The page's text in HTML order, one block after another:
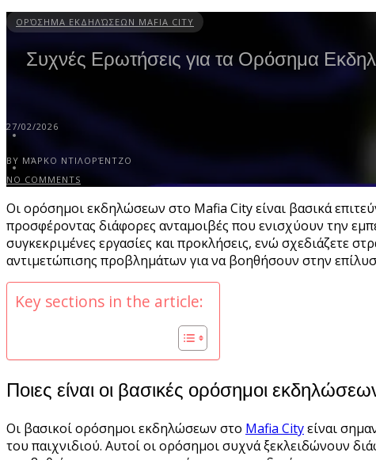
ΟΡΌΣΗΜΑ ΕΚΔΗΛΏΣΕΩΝ MAFIA CITY
Συχνές Ερωτήσεις για τα Ορόσημα
27/02/2026
BY ΜΆΡΚΟ ΝΤΙΛΟΡΈΝΤΖΟ
NO COMMENTS
Οι ορόσημοι εκδηλώσεων στο Mafia City είναι βασικά
προσφέροντας διάφορες ανταμοιβές που ενισχύουν την
συγκεκριμένες εργασίες και προκλήσεις, ενώ σχεδιάζετε
αντιμετώπισης προβλημάτων για να βοηθήσουν στην
Key sections in the article:
Ποιες είναι οι βασικές ορόσημοι
Οι βασικοί ορόσημοι εκδηλώσεων στο Mafia Cityείναι
του παιχνιδιού. Αυτοί οι ορόσημοι συχνά ξεκλειδώνουν